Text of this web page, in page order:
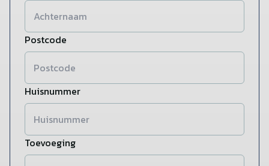
Postcode
Huisnummer
Toevoeging